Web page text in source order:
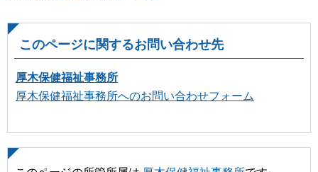
このページに関するお問い合わせ先
厚木保健福祉事務所
厚木保健福祉事務所へのお問い合わせフォーム